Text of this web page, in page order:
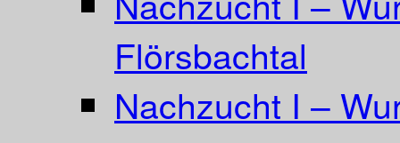
Flörsbachtal
Nachzucht I –